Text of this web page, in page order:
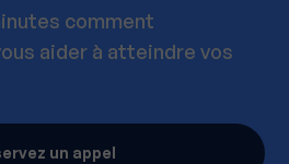
comment
aider à atteindre vos
un appel